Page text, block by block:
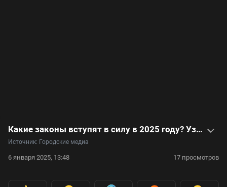
Какие законы вступят в силу в 2025 году? Узнайте из нашего видеоролика
Источник: Городские медиа
6 января 2025, 13:48 17 просмотров